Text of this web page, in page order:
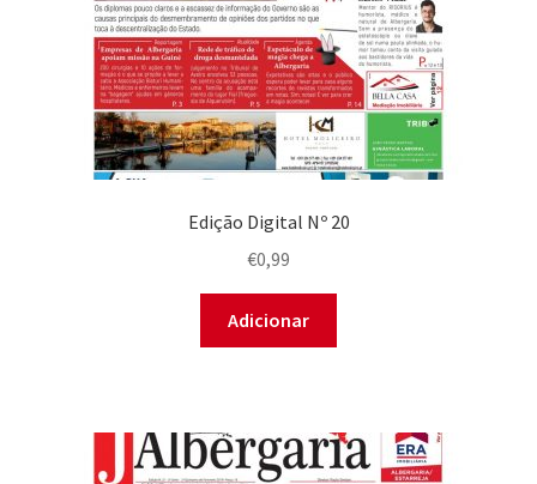
Edição Digital Nº 20
€0,99
Adicionar